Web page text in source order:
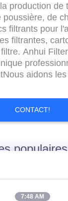
production de
poussière, de
filtrants pour
filtrantes,
Anhui
aidons
pour
le meilleur état
par années Il
CONTACT!
populaires
7:48 AM